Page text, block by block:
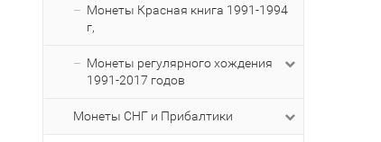
Монеты Красная книга 1991-1994
г,
Монеты регулярного хождения
1991-2017 годов
Монеты СНГ и Прибалтики